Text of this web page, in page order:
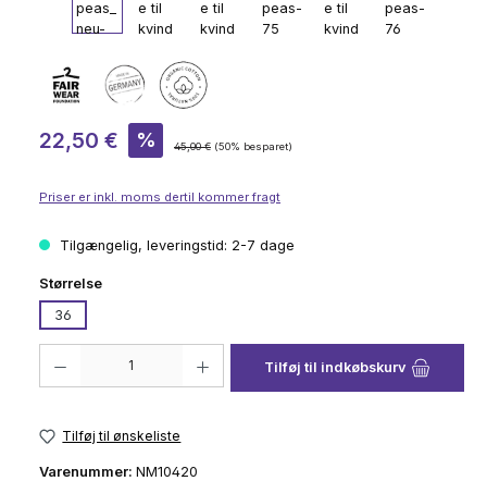
Salgspris:
22,50 € % Almindelig pris:
45,00 € (50% besparet)
Priser er inkl. moms dertil kommer fragt
Tilgængelig, leveringstid: 2-7 dage
Vælg
Størrelse
36
Tilføj til indkøbskurv
Tilføj til ønskeliste
Varenummer: NM10420